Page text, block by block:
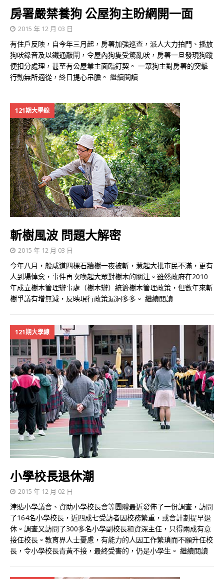
房署嚴禁養狗 公屋狗主盼網開一面
2015 年 12 月 03 日
有住戶反映，自今年三月起，房署加強巡查，派人大力拍門、播放
狗吠錄音及以鐵通敲閘，令屋內狗隻受驚亂吠，房署一旦發現狗蹤
便扣分處理，甚至有公屋業主面臨釘契。 一眾狗主對房署的突擊
行動無所適從，終日提心吊膽。 繼續閱讀
121期大學線
斬樹風波 問題大解密
2015 年 12 月 03 日
今年八月，般咸道四棵石牆樹一夜被斬，惹起大批市民不滿，更有
人到場悼念，事件再次喚起大眾對樹木的關注。雖然政府在2010
年成立樹木管理辦事處（樹木辦）統籌樹木管理政策，但數年來斬
樹爭議有增無減，反映現行政策漏洞多多。 繼續閱讀
121期大學線
小學校長退休潮
2015 年 12 月 02 日
津貼小學議會、資助小學校長會等團體最近發佈了一份調查，訪問
了164名小學校長，近四成七受訪者因校務繁重，或會計劃提早退
休。調查又訪問了300多名小學副校長和資深主任，只得兩成有意
接任校長。教育界人士憂慮，有能力的人因工作繁瑣而不願升任校
長，令小學校長青黃不接，最終受害的，仍是小學生。 繼續閱讀